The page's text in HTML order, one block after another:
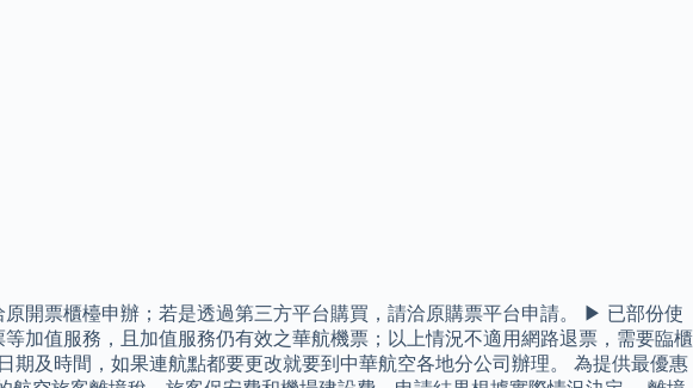
開票櫃檯申辦；若是透過第三方平台購買，請洽原購票平台申請。 ▶ 已部份使
加值服務，且加值服務仍有效之華航機票；以上情況不適用網路退票，需要臨櫃
及時間，如果連航點都要更改就要到中華航空各地分公司辦理。 為提供最優惠